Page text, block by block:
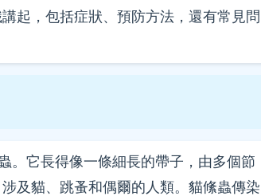
起，包括症狀、預防方法，還有常見問
。它長得像一條細長的帶子，由多個節
及貓、跳蚤和偶爾的人類。貓絛蟲傳染